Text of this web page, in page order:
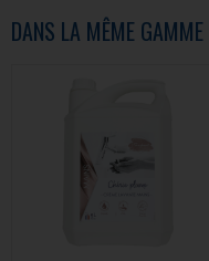
DANS LA MÊME GAMME